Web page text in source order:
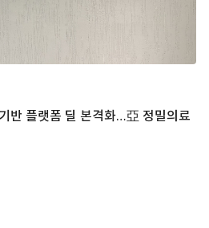
반 플랫폼 딜 본격화…亞 정밀의료